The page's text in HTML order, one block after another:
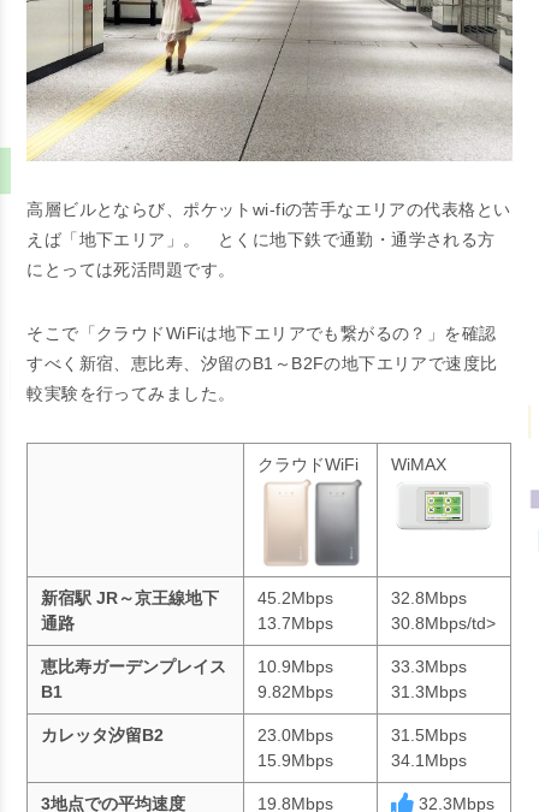
高層ビルとならび、ポケットwi-fiの苦手なエリアの代表格とい
えば「地下エリア」。 とくに地下鉄で通勤・通学される方
にとっては死活問題です。
そこで「クラウドWiFiは地下エリアでも繋がるの？」を確認
すべく新宿、恵比寿、汐留のB1～B2Fの地下エリアで速度比
較実験を行ってみました。
クラウドWiFi WiMAX
新宿駅 JR～京王線地下
通路
45.2Mbps
13.7Mbps
32.8Mbps
30.8Mbps/td>
恵比寿ガーデンプレイス
B1
10.9Mbps
9.82Mbps
33.3Mbps
31.3Mbps
カレッタ汐留B2
23.0Mbps
15.9Mbps
31.5Mbps
34.1Mbps
3地点での平均速度 19.8Mbps 32.3Mbps